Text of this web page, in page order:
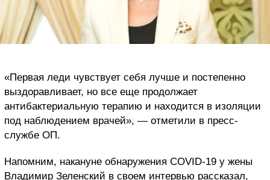
«Первая леди чувствует себя лучше и постепенно
выздоравливает, но все еще продолжает
антибактериальную терапию и находится в изоляции
под наблюдением врачей», — отметили в пресс-
службе ОП.
Напомним, накануне обнаружения COVID-19 у жены
Владимир Зеленский в своем интервью рассказал,